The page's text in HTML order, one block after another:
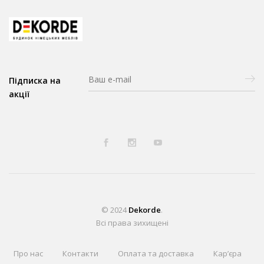
Підписка на
акції
© 2024Dekorde.
Всі права зихищені
Про нас Контакти Оплата та доставка
Кар’єра